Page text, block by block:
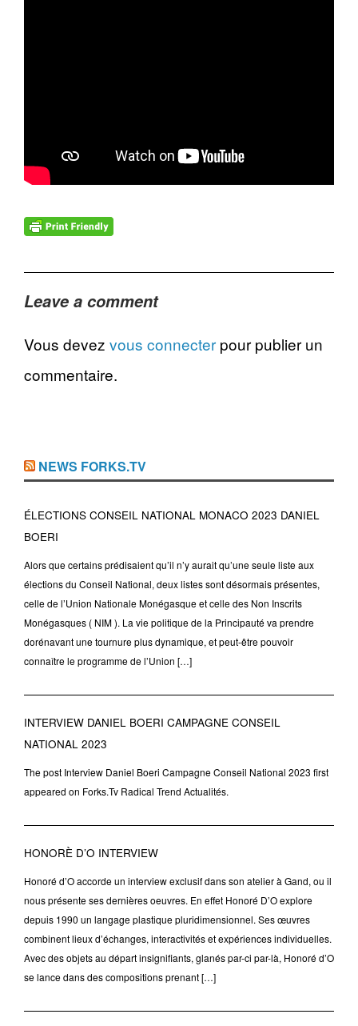
Leave a comment
Vous devez vous connecter pour publier un
commentaire.
NEWS FORKS.TV
ÉLECTIONS CONSEIL NATIONAL MONACO 2023 DANIEL
BOERI
Alors que certains prédisaient qu’il n’y aurait qu’une seule liste aux
élections du Conseil National, deux listes sont désormais présentes,
celle de l’Union Nationale Monégasque et celle des Non Inscrits
Monégasques ( NIM ). La vie politique de la Principauté va prendre
dorénavant une tournure plus dynamique, et peut-être pouvoir
connaître le programme de l’Union […]
INTERVIEW DANIEL BOERI CAMPAGNE CONSEIL
NATIONAL 2023
The post Interview Daniel Boeri Campagne Conseil National 2023 first
appeared on Forks.Tv Radical Trend Actualités.
HONORÈ D’O INTERVIEW
Honoré d’O accorde un interview exclusif dans son atelier à Gand, ou il
nous présente ses dernières oeuvres. En effet Honoré D’O explore
depuis 1990 un langage plastique pluridimensionnel. Ses œuvres
combinent lieux d’échanges, interactivités et expériences individuelles.
Avec des objets au départ insignifiants, glanés par-ci par-là, Honoré d’O
se lance dans des compositions prenant […]